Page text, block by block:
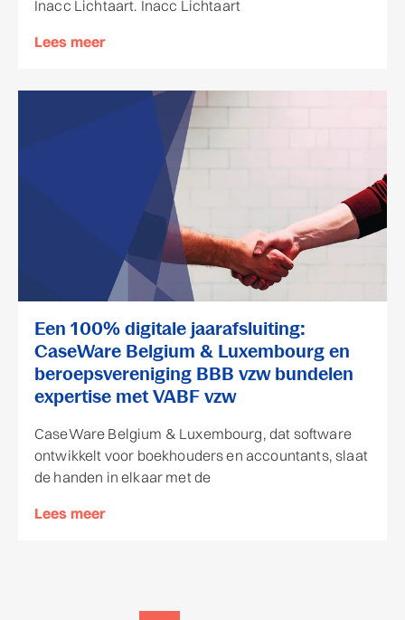
Inacc Lichtaart. Inacc Lichtaart
Lees meer
Een 100% digitale jaarafsluiting:
CaseWare Belgium & Luxembourg en
beroepsvereniging BBB vzw bundelen
expertise met VABF vzw
CaseWare Belgium & Luxembourg, dat software
ontwikkelt voor boekhouders en accountants, slaat
de handen in elkaar met de
Lees meer